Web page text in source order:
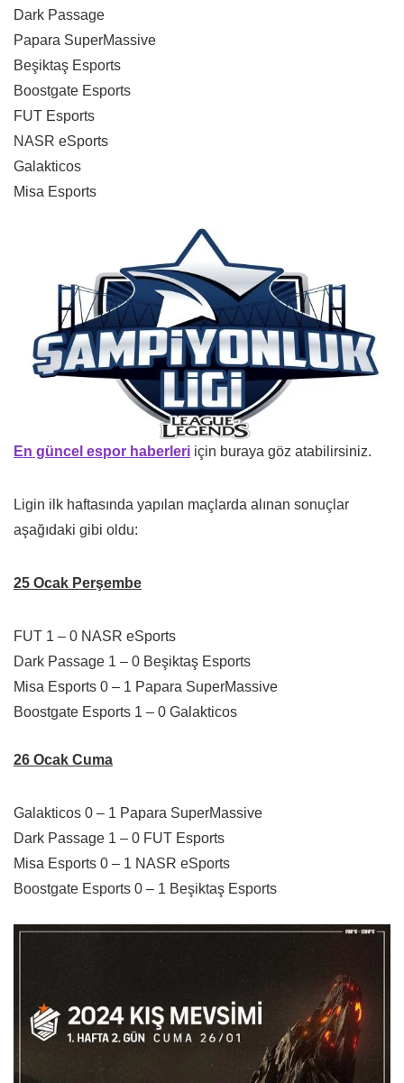
Dark Passage
Papara SuperMassive
Beşiktaş Esports
Boostgate Esports
FUT Esports
NASR eSports
Galakticos
Misa Esports
En güncel espor haberleri için buraya göz atabilirsiniz.
Ligin ilk haftasında yapılan maçlarda alınan sonuçlar
aşağıdaki gibi oldu:
25 Ocak Perşembe
FUT 1 – 0 NASR eSports
Dark Passage 1 – 0 Beşiktaş Esports
Misa Esports 0 – 1 Papara SuperMassive
Boostgate Esports 1 – 0 Galakticos
26 Ocak Cuma
Galakticos 0 – 1 Papara SuperMassive
Dark Passage 1 – 0 FUT Esports
Misa Esports 0 – 1 NASR eSports
Boostgate Esports 0 – 1 Beşiktaş Esports